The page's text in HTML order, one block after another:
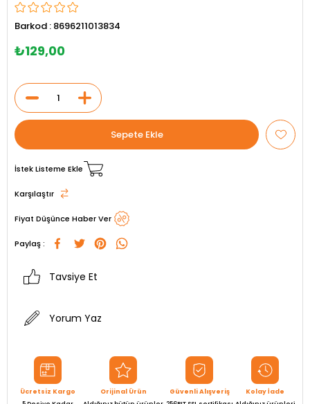
Barkod : 8696211013834
₺129,00
İstek Listeme Ekle
Karşılaştır
Fiyat Düşünce Haber Ver
Paylaş :
Tavsiye Et
Yorum Yaz
Ücretsiz Kargo
Orijinal Ürün
Güvenli Alışveriş
Kolay İade